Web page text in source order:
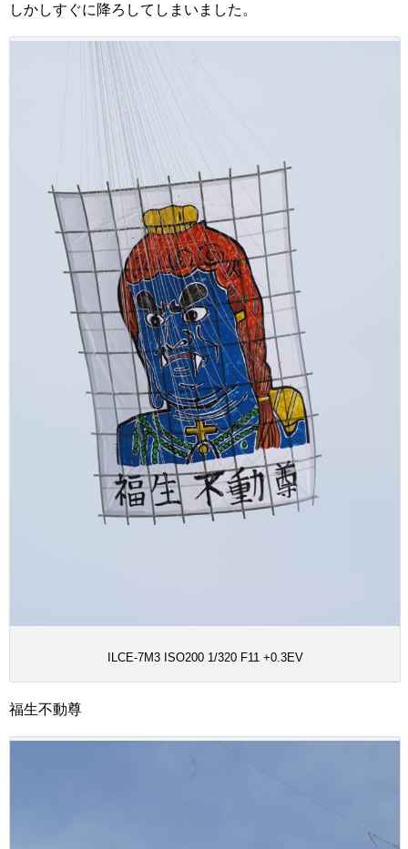
しかしすぐに降ろしてしまいました。
ILCE-7M3 ISO200 1/320 F11 +0.3EV
福生不動尊